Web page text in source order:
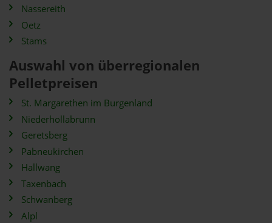
Nassereith
Oetz
Stams
Auswahl von überregionalen
Pelletpreisen
St. Margarethen im Burgenland
Niederhollabrunn
Geretsberg
Pabneukirchen
Hallwang
Taxenbach
Schwanberg
Alpl